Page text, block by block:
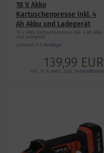
18 V Akku
Kartuschenpresse inkl. 4
Ah Akku und Ladegerät
18 V Akku Kartuschenpresse inkl. 4 Ah Akku
und Ladegerät
Lieferzeit 2-5 Werktage
139,99 EUR
inkl. 19 % MwSt. zzgl.Versandkosten